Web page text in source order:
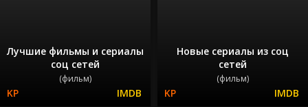
Лучшие фильмы и сериалы
соц сетей
(фильм)
Новые сериалы из соц
сетей
(фильм)